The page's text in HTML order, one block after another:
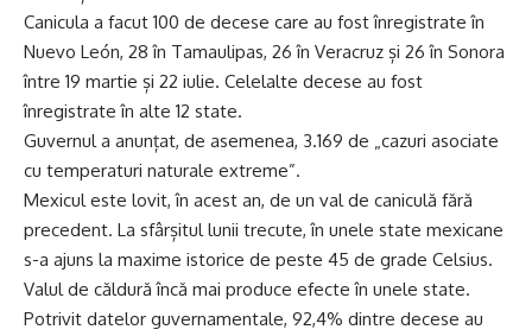
Canicula a facut 100 de decese care au fost înregistrate în
Nuevo León, 28 în Tamaulipas, 26 în Veracruz și 26 în Sonora
între 19 martie și 22 iulie. Celelalte decese au fost
înregistrate în alte 12 state.
Guvernul a anunțat, de asemenea, 3.169 de „cazuri asociate
cu temperaturi naturale extreme”.
Mexicul este lovit, în acest an, de un val de caniculă fără
precedent. La sfârșitul lunii trecute, în unele state mexicane
s-a ajuns la maxime istorice de peste 45 de grade Celsius.
Valul de căldură încă mai produce efecte în unele state.
Potrivit datelor guvernamentale, 92,4% dintre decese au